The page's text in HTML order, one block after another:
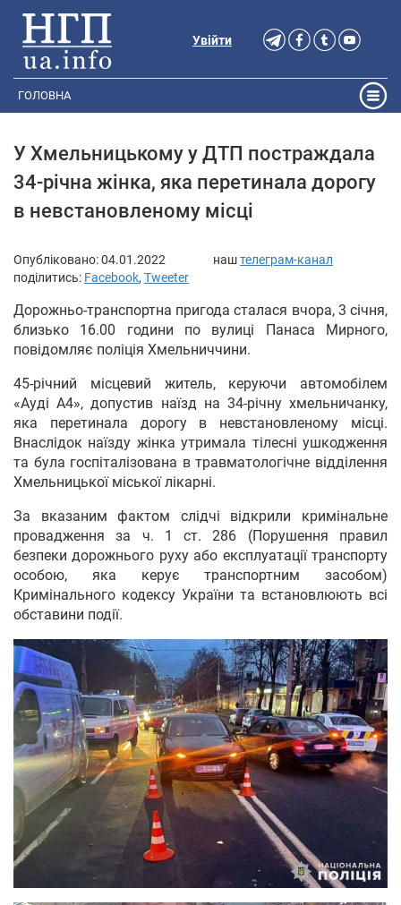
Увійти
ГОЛОВНА
У Хмельницькому у ДТП постраждала
34-річна жінка, яка перетинала дорогу
в невстановленому місці
Опубліковано:04.01.2022 наштелеграм-канал
поділитись: Facebook, Tweeter
Дорожньо-транспортна пригода сталася вчора, 3 січня,
близько 16.00 години по вулиці Панаса Мирного,
повідомляє поліція Хмельниччини.
45-річний місцевий житель, керуючи автомобілем
«Ауді А4», допустив наїзд на 34-річну хмельничанку,
яка перетинала дорогу в невстановленому місці.
Внаслідок наїзду жінка утримала тілесні ушкодження
та була госпіталізована в травматологічне відділення
Хмельницької міської лікарні.
За вказаним фактом слідчі відкрили кримінальне
провадження за ч. 1 ст. 286 (Порушення правил
безпеки дорожнього руху або експлуатації транспорту
особою, яка керує транспортним засобом)
Кримінального кодексу України та встановлюють всі
обставини події.